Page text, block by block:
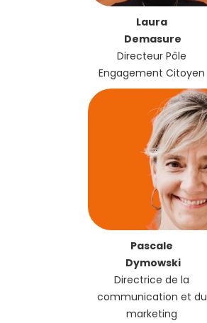
Laura
Demasure
Directeur Pôle
Engagement Citoyen
Pascale
Dymowski
Directrice de la
communication et du
marketing